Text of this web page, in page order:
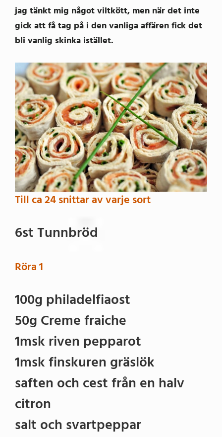
jag tänkt mig något viltkött, men när det inte
gick att få tag på i den vanliga affären fick det
bli vanlig skinka istället.
Till ca 24 snittar av varje sort
6st Tunnbröd
Röra 1
100g philadelfiaost
50g Creme fraiche
1msk riven pepparot
1msk finskuren gräslök
saften och cest från en halv
citron
salt och svartpeppar